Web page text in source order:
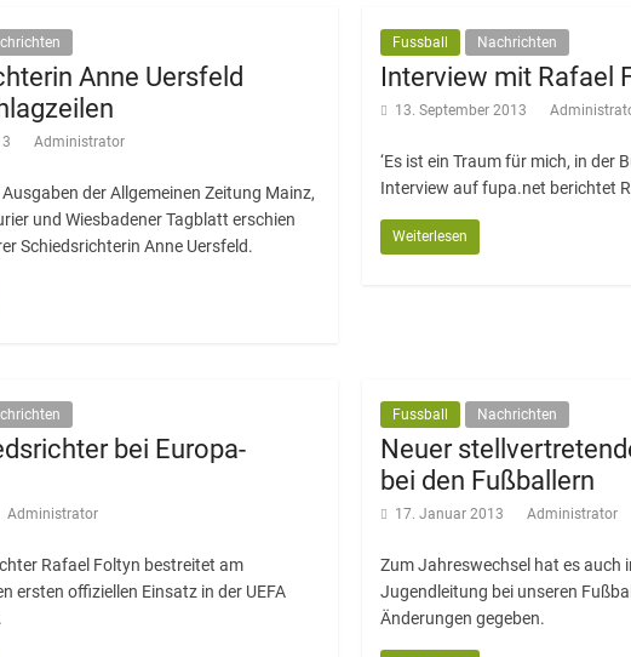
Anne Uersfeld
Administrator
der Allgemeinen Zeitung Mainz,
und Wiesbadener Tagblatt erschien
Schiedsrichterin Anne Uersfeld.
Fussball Nachrichten
Interview mit Rafael
13. September 2013
‘Es ist ein Traum für mich, in der
Interview auf fupa.net berichtet
Weiterlesen
bei Europa-
Administrator
Rafael Foltyn bestreitet am
ersten offiziellen Einsatz in der UEFA
Fussball Nachrichten
Neuer
bei den Fußballern
17. Januar 2013 Administrator
Zum Jahreswechsel hat es auch
Jugendleitung bei unseren
Änderungen gegeben.